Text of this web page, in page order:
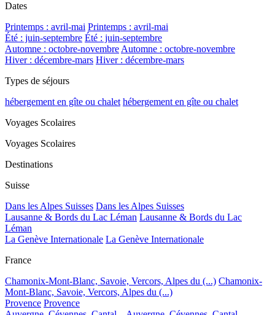
Dates
Printemps : avril-mai Printemps : avril-mai
Été : juin-septembre Été : juin-septembre
Automne : octobre-novembreAutomne : octobre-novembre
Hiver : décembre-mars Hiver : décembre-mars
Types de séjours
hébergement en gîte ou chalet hébergement en gîte ou chalet
Voyages Scolaires
Voyages Scolaires
Destinations
Suisse
Dans les Alpes Suisses Dans les Alpes Suisses
Lausanne & Bords du Lac Léman Lausanne & Bords du Lac
Léman
La Genève Internationale La Genève Internationale
France
Chamonix-Mont-Blanc, Savoie, Vercors, Alpes du (...) Chamonix-
Mont-Blanc, Savoie, Vercors, Alpes du (...)
Provence Provence